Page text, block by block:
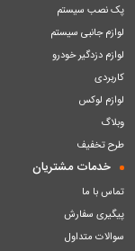
پک نصب سیستم
لوازم جانبی سیستم
لوازم دزدگیر خودرو
کاربردی
لوازم لوکس
وبلاگ
طرح تخفیف
خدمات مشتریان
تماس با ما
پیگیری سفارش
سوالات متداول